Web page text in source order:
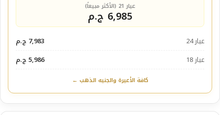
عيار 21 (الأكثر مبيعاً)
6,985 ج.م
عيار 24
7,983 ج.م
عيار 18
5,986 ج.م
كافة الأعيرة والجنيه الذهب ←